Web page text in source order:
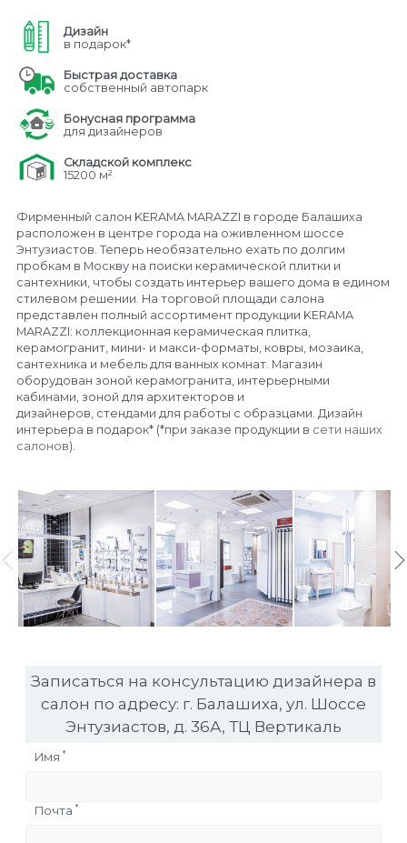
Дизайн
в подарок*
Быстрая доставка
собственный автопарк
Бонусная программа
для дизайнеров
Складской комплекс
15200 м²
Фирменный салон KERAMA MARAZZI в городе Балашиха
расположен в центре города на оживленном шоссе
Энтузиастов. Теперь необязательно ехать по долгим
пробкам в Москву на поиски керамической плитки и
сантехники, чтобы создать интерьер вашего дома в едином
стилевом решении. На торговой площади салона
представлен полный ассортимент продукции KERAMA
MARAZZI: коллекционная керамическая плитка,
керамогранит, мини- и макси-форматы, ковры, мозаика,
сантехника и мебель для ванных комнат. Магазин
оборудован зоной керамогранита, интерьерными
кабинами, зоной для архитекторов и
дизайнеров, стендами для работы с образцами. Дизайн
интерьера в подарок* (*при заказе продукции в сети наших
салонов).
Записаться на консультацию дизайнера в
салон по адресу: г. Балашиха, ул. Шоссе
Энтузиастов, д. 36А, ТЦ Вертикаль
Имя *
Почта *